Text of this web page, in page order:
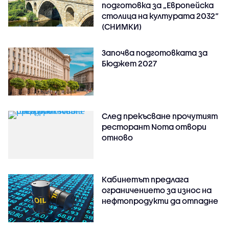
подготовка за „Европейска
столица на културата 2032“
(СНИМКИ)
Започва подготовката за
Бюджет 2027
След прекъсване прочутият
ресторант Noma отвори
отново
Кабинетът предлага
ограничението за износ на
нефтопродукти да отпадне